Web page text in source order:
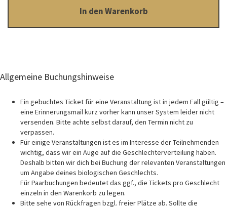
In den Warenkorb
Allgemeine Buchungshinweise
Ein gebuchtes Ticket für eine Veranstaltung ist in jedem Fall gültig –
eine Erinnerungsmail kurz vorher kann unser System leider nicht
versenden. Bitte achte selbst darauf, den Termin nicht zu
verpassen.
Für einige Veranstaltungen ist es im Interesse der Teilnehmenden
wichtig, dass wir ein Auge auf die Geschlechterverteilung haben.
Deshalb bitten wir dich bei Buchung der relevanten Veranstaltungen
um Angabe deines biologischen Geschlechts.
Für Paarbuchungen bedeutet das ggf., die Tickets pro Geschlecht
einzeln in den Warenkorb zu legen.
Bitte sehe von Rückfragen bzgl. freier Plätze ab. Sollte die